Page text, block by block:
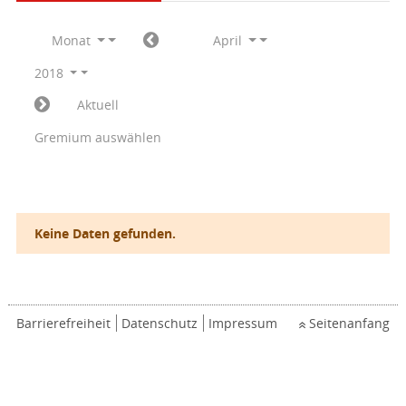
Monat
April
2018
Aktuell
Gremium auswählen
Keine Daten gefunden.
Barrierefreiheit Datenschutz Impressum Seitenanfang